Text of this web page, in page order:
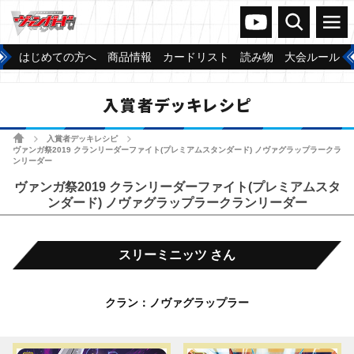
ヴァンガードch
検索 メニュー
はじめての方へ 商品情報 カードリスト 読み物 大会ルール
入賞者デッキレシピ
ホーム 入賞者デッキレシピ
ヴァンガ祭2019 クランリーダーファイト(プレミアムスタンダード) ノヴァグラップラークラ
ンリーダー
ヴァンガ祭2019 クランリーダーファイト(プレミアムスタ
ンダード) ノヴァグラップラークランリーダー
スリーミニッツ さん
クラン：ノヴァグラップラー